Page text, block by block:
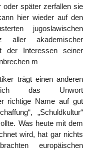
oder später zerfallen sie
hier wieder auf den
jugoslawischen
aller akademischer
der Interessen seiner
m
trägt einen anderen
das Unwort
richtige Name auf gut
„Schuldkultur“
Was heute mit dem
wird, hat gar nichts
europäischen